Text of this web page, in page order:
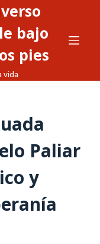
bajo
pies
vida
Paliar
y